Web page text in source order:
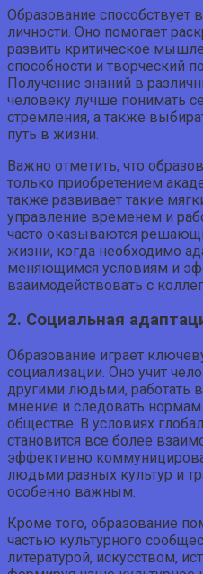
Образование способствует
личности. Оно помогает
развить критическое
способности и творческий
Получение знаний в
человеку лучше понимать
стремления, а также
путь в жизни.
Важно отметить, что
только приобретением
также развивает такие
управление временем и
часто оказываются
жизни, когда необходимо
меняющимся условиям и
взаимодействовать с
2. Социальная
Образование играет
социализации. Оно учит
другими людьми, работать
мнение и следовать
обществе. В условиях
становится все более
эффективно
людьми разных культур и
особенно важным.
Кроме того, образование
частью культурного
литературой, искусством,